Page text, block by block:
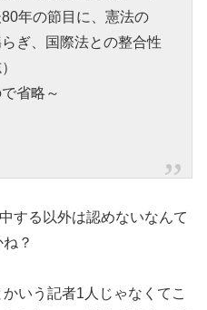
年の節目に、憲法の
ぎ、国際法との整合性
省略～
する以外は認めないなんて
？
いう記者1人じゃなくてこ